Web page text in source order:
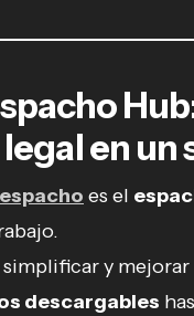
en un
es el
simplificar y
descargables